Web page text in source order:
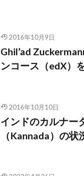
2016年10月9日
Ghil’ad
ンコース（edX）
2016年10月10日
インドのカルナー
（Kannada）の状